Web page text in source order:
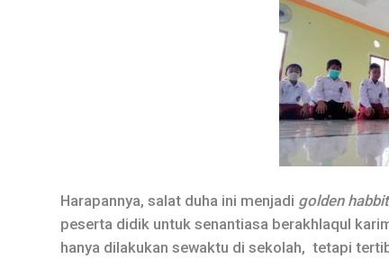
Harapannya, salat duha ini menjadi golden habbit
peserta didik untuk senantiasa berakhlaqul
hanya dilakukan sewaktu di sekolah, tetapi